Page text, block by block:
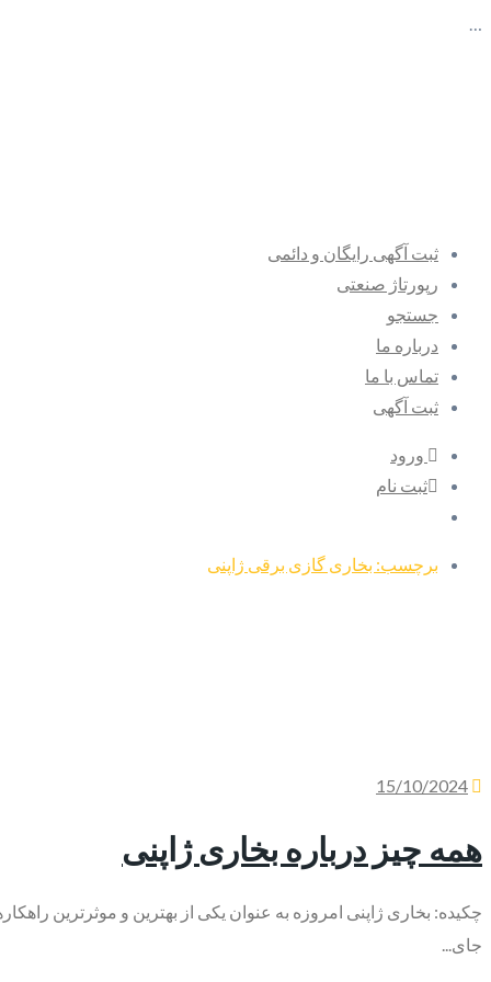
…
ثبت آگهی رایگان و دائمی
رپورتاژ صنعتی
جستجو
درباره ما
تماس با ما
ثبت آگهی
ورود
ثبت نام
برچسب: بخاری گازی برقی ژاپنی
15/10/2024
همه چیز درباره بخاری ژاپنی
چکیده: بخاری ژاپنی امروزه به عنوان یکی از بهترین و موثرترین
جای...